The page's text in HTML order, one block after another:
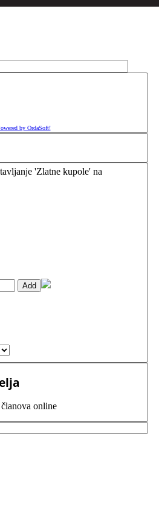
by OrdaSoft!
'Zlatne kupole' na
online